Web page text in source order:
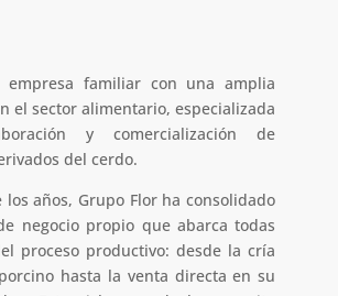
empresa familiar con una amplia
el sector alimentario, especializada
y comercialización de
del cerdo.
los años, Grupo Flor ha consolidado
negocio propio que abarca todas
proceso productivo: desde la cría
hasta la venta directa en su